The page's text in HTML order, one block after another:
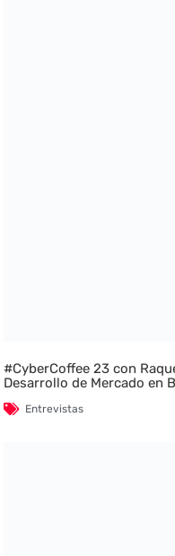
#CyberCoffee 23 con
Desarrollo de Mercado en
Entrevistas